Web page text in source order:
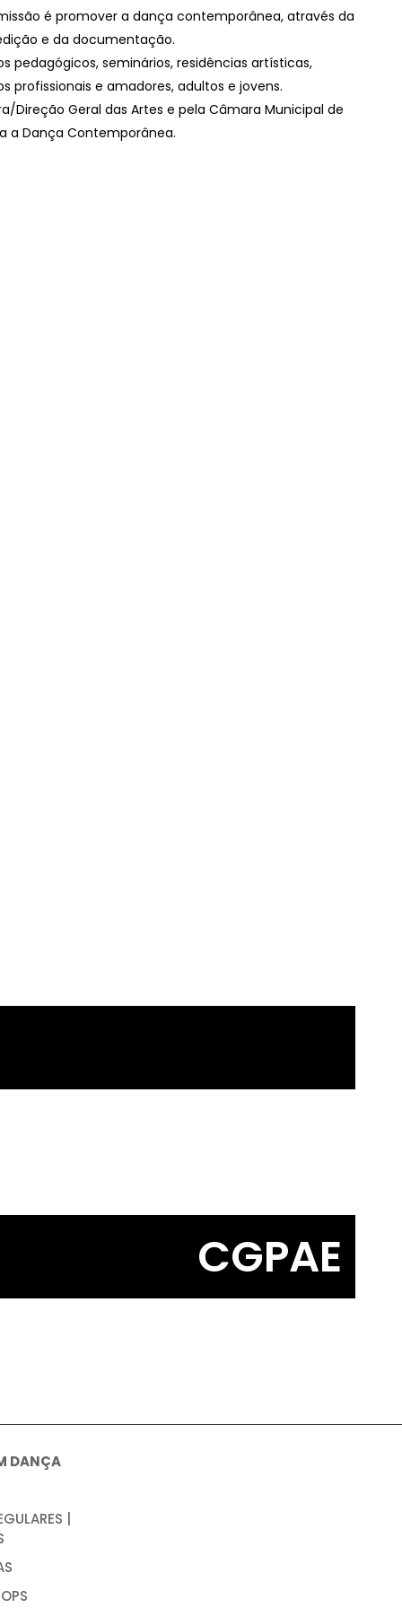
é promover a dança contemporânea, através da
e da documentação.
pedagógicos, seminários, residências artísticas,
profissionais e amadores, adultos e jovens.
Geral das Artes e pela Câmara Municipal de
a Dança Contemporânea.
CGPAE
DANÇA
|